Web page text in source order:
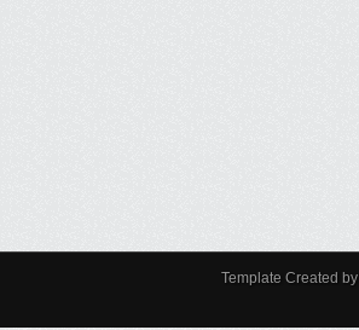
Template Created by